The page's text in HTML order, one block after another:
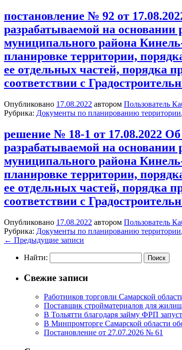
постановление № 92 от
разрабатываемой на основании
муниципального района
планировке территории,
ее отдельных частей, порядка
соответствии с
Опубликовано 17.08.2022 автором Пользователь
Рубрика: Документы по планированию территории,
решение № 18-1 от 17.08.2022
разрабатываемой на основании
муниципального района
планировке территории,
ее отдельных частей, порядка
соответствии с
Опубликовано 17.08.2022 автором Пользователь
Рубрика: Документы по планированию территории,
← Предыдущие записи
Найти:
Свежие записи
Работников торговли Самарской
Поставщик стройматериалов для
В Тольятти благодаря займу ФРП
В Минпромторге Самарской области
Постановление от 27.07.2026 № 61